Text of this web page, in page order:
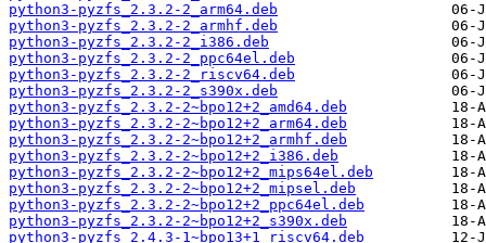
python3-pyzfs_2.3.2-2_arm64.deb
python3-pyzfs_2.3.2-2_armhf.deb
python3-pyzfs_2.3.2-2_i386.deb
python3-pyzfs_2.3.2-2_ppc64el.deb
python3-pyzfs_2.3.2-2_riscv64.deb
python3-pyzfs_2.3.2-2_s390x.deb
python3-pyzfs_2.3.2-2~bpo12+2_amd64.deb
python3-pyzfs_2.3.2-2~bpo12+2_arm64.deb
python3-pyzfs_2.3.2-2~bpo12+2_armhf.deb
python3-pyzfs_2.3.2-2~bpo12+2_i386.deb
python3-pyzfs_2.3.2-2~bpo12+2_mips64el.deb
python3-pyzfs_2.3.2-2~bpo12+2_mipsel.deb
python3-pyzfs_2.3.2-2~bpo12+2_ppc64el.deb
python3-pyzfs_2.3.2-2~bpo12+2_s390x.deb
python3-pyzfs_2.4.3-1~bpo13+1_riscv64.deb